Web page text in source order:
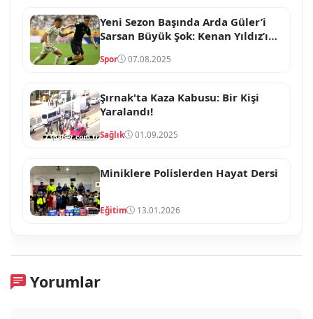
Yeni Sezon Başında Arda Güler’i
Sarsan Büyük Şok: Kenan Yıldız’ın
Spor 07.08.2025
Şırnak'ta Kaza Kabusu: Bir Kişi
Yaralandı!
Sağlık 01.09.2025
Miniklere Polislerden Hayat Dersi
Eğitim 13.01.2026
Yorumlar